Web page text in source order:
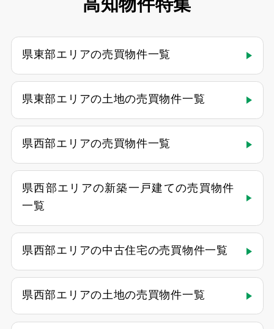
高知物件特集
県東部エリアの売買物件一覧
県東部エリアの土地の売買物件一覧
県西部エリアの売買物件一覧
県西部エリアの新築一戸建ての売買物件
一覧
県西部エリアの中古住宅の売買物件一覧
県西部エリアの土地の売買物件一覧